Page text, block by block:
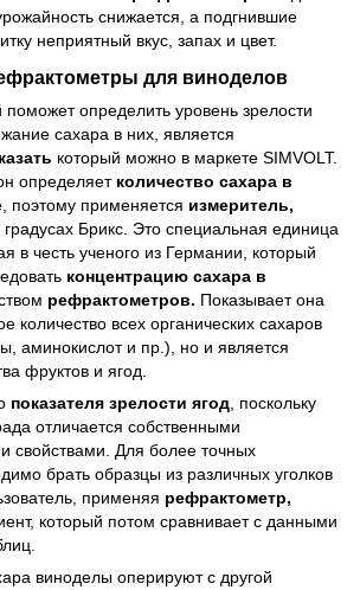
снижается, а подгнившие
неприятный вкус, запах и цвет.
для виноделов
определить уровень зрелости
сахара в них, является
который можно в маркете SIMVOLT.
определяет количество сахара в
, поэтому применяется измеритель,
Брикс. Это специальная единица
в честь ученого из Германии, который
концентрацию сахара в
рефрактометров. Показывает она
количество всех органических сахаров
аминокислот и пр.), но и является
фруктов и ягод.
показателя зрелости ягод , поскольку
отличается собственными
свойствами. Для более точных
брать образцы из различных уголков
применяя рефрактометр,
который потом сравнивает с данными
виноделы оперируют с другой